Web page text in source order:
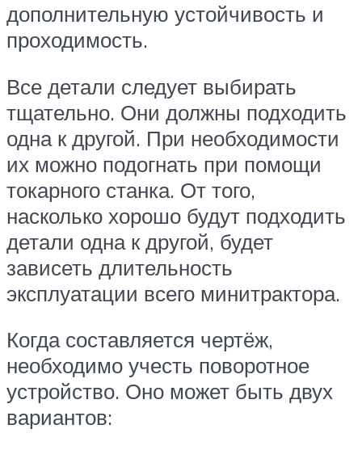
дополнительную устойчивость и
проходимость.
Все детали следует выбирать
тщательно. Они должны подходить
одна к другой. При необходимости
их можно подогнать при помощи
токарного станка. От того,
насколько хорошо будут подходить
детали одна к другой, будет
зависеть длительность
эксплуатации всего минитрактора.
Когда составляется чертёж,
необходимо учесть поворотное
устройство. Оно может быть двух
вариантов: